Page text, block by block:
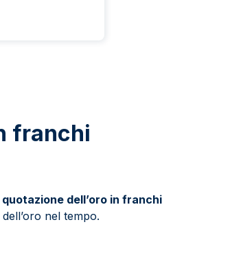
franchi
quotazione dell’oro in franchi
nel tempo.